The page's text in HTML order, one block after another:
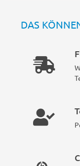
DAS